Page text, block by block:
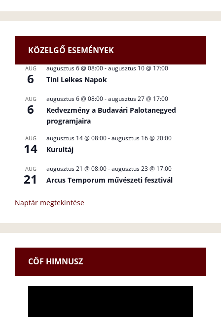
KÖZELGŐ ESEMÉNYEK
AUG
6
augusztus 6 @ 08:00-augusztus 10 @ 17:00
Tini Lelkes Napok
AUG
6
augusztus 6 @ 08:00-augusztus 27 @ 17:00
Kedvezmény a Budavári Palotanegyed
programjaira
AUG
14
augusztus 14 @ 08:00-augusztus 16 @ 20:00
Kurultáj
AUG
21
augusztus 21 @ 08:00-augusztus 23 @ 17:00
Arcus Temporum művészeti fesztivál
Naptár megtekintése
CÖF HIMNUSZ